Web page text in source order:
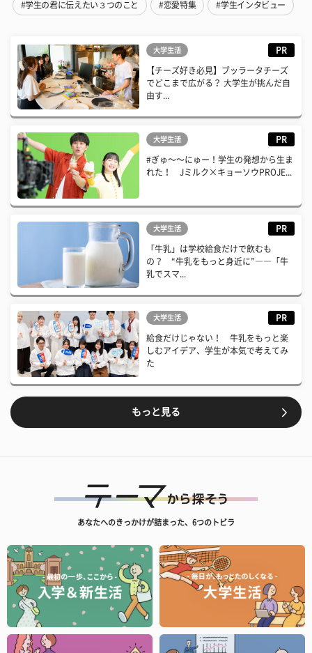
#学生の君に伝えたい３つのこと #恋愛特集 #学生インタビュー
大学生活 PR
【チーズ好き必見】ブッラータチーズ
でどこまで広がる？ 大学生が挑んだ自
由す...
大学生活 PR
#ぎゅ〜〜にゅー！学生の発想から生ま
れた！ Jミルク×キョーソウPROJE...
大学生活 PR
「牛乳」は学校給食だけで飲むも
の？ “牛乳をもっと身近に”――「牛
乳でスマ...
大学生活 PR
給食だけじゃない！ 牛乳をもっと楽
しむアイデア、学生が本気で考えてみ
た
もっと見る
あなたへのきっかけが詰まった、6つのトビラ